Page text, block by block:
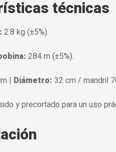
técnicas
2.8 kg (±5%).
284 m (±5%).
| Diámetro: 32 cm / mandril
y precortado para un uso